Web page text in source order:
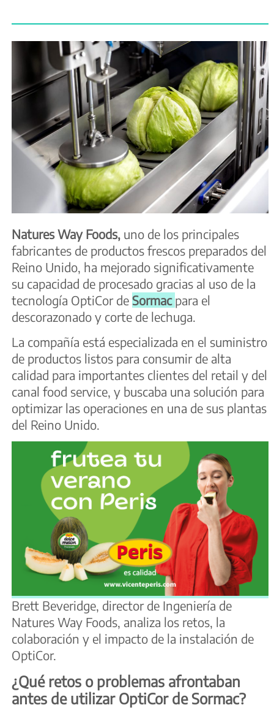
Natures Way Foods, uno de los principales
fabricantes de productos frescos preparados del
Reino Unido, ha mejorado significativamente
su capacidad de procesado gracias al uso de la
tecnología OptiCor de Sormac para el
descorazonado y corte de lechuga.
La compañía está especializada en el suministro
de productos listos para consumir de alta
calidad para importantes clientes del retail y del
canal food service, y buscaba una solución para
optimizar las operaciones en una de sus plantas
del Reino Unido.
Brett Beveridge, director de Ingeniería de
Natures Way Foods, analiza los retos, la
colaboración y el impacto de la instalación de
OptiCor.
¿Qué retos o problemas afrontaban
antes de utilizar OptiCor de Sormac?